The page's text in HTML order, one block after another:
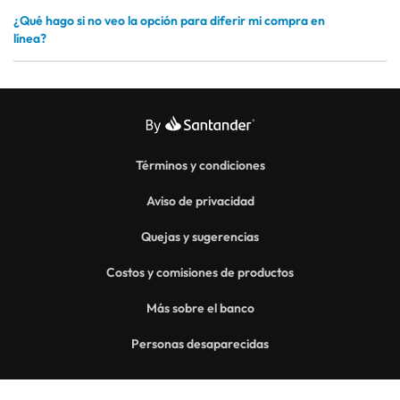
¿Qué hago si no veo la opción para diferir mi compra en
línea?
Términos y condiciones
Aviso de privacidad
Quejas y sugerencias
Costos y comisiones de productos
Más sobre el banco
Personas desaparecidas